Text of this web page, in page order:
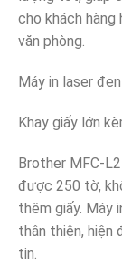
cho khách hàng
văn phòng.
Máy in laser
Khay giấy lớn
Brother MFC-
được 250 tờ,
thêm giấy. Máy
thân thiện, hiện
tin.